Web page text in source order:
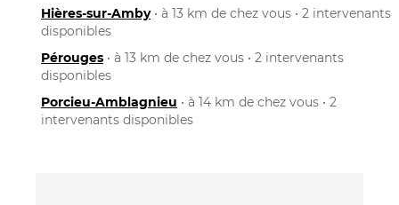
Hières-sur-Amby• à 13 km de chez vous • 2 intervenants
disponibles
Pérouges • à 13 km de chez vous • 2 intervenants
disponibles
Porcieu-Amblagnieu • à 14 km de chez vous • 2
intervenants disponibles